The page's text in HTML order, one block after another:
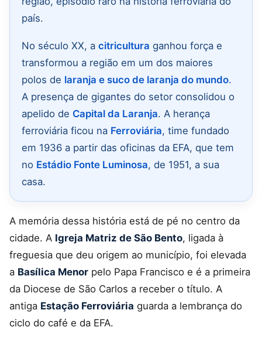
país.
No século XX, a citricultura ganhou força e
transformou a região em um dos maiores
polos de laranja e suco de laranja do mundo.
A presença de gigantes do setor consolidou o
apelido de Capital da Laranja. A herança
ferroviária ficou na Ferroviária, time fundado
em 1936 a partir das oficinas da EFA, que tem
no Estádio Fonte Luminosa, de 1951, a sua
casa.
A memória dessa história está de pé no centro da
cidade. A Igreja Matriz de São Bento, ligada à
freguesia que deu origem ao município, foi elevada
a Basílica Menor pelo Papa Francisco e é a primeira
da Diocese de São Carlos a receber o título. A
antiga Estação Ferroviária guarda a lembrança do
ciclo do café e da EFA.